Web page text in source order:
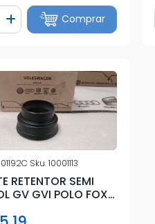
Quantidade
Adicionar Quantidade
Comprar
Sku.10001113
RETENTOR SEMI
GV GVI POLO FOX